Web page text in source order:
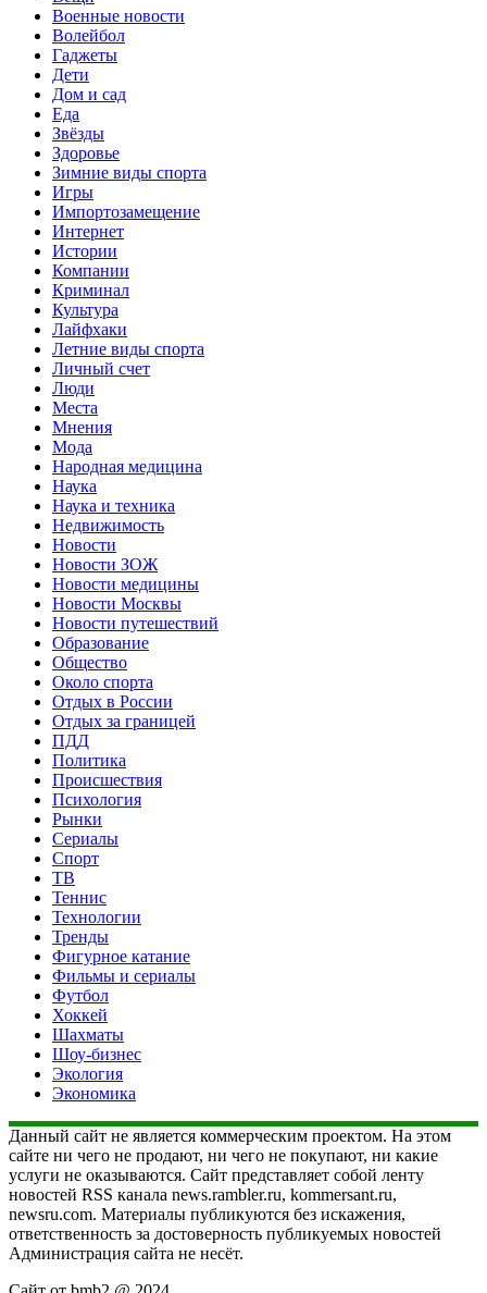
Военные новости
Волейбол
Гаджеты
Дети
Дом и сад
Еда
Звёзды
Здоровье
Зимние виды спорта
Игры
Импортозамещение
Интернет
Истории
Компании
Криминал
Культура
Лайфхаки
Летние виды спорта
Личный счет
Люди
Места
Мнения
Мода
Народная медицина
Наука
Наука и техника
Недвижимость
Новости
Новости ЗОЖ
Новости медицины
Новости Москвы
Новости путешествий
Образование
Общество
Около спорта
Отдых в России
Отдых за границей
ПДД
Политика
Происшествия
Психология
Рынки
Сериалы
Спорт
ТВ
Теннис
Технологии
Тренды
Фигурное катание
Фильмы и сериалы
Футбол
Хоккей
Шахматы
Шоу-бизнес
Экология
Экономика
Данный сайт не является коммерческим проектом. На этом
сайте ни чего не продают, ни чего не покупают, ни какие
услуги не оказываются. Сайт представляет собой ленту
новостей RSS канала news.rambler.ru, kommersant.ru,
newsru.com. Материалы публикуются без искажения,
ответственность за достоверность публикуемых новостей
Администрация сайта не несёт.